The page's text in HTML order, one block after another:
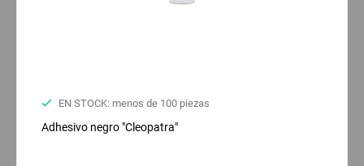
EN STOCK: menos de 100 piezas
Adhesivo negro "Cleopatra"